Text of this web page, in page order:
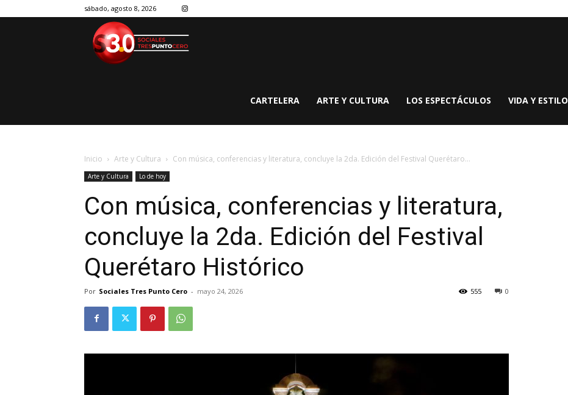
sábado, agosto 8, 2026
CARTELERA ARTE Y CULTURA LOS ESPECTÁCULOS VIDA Y ESTILO
Inicio Arte y Cultura Con música, conferencias y literatura, concluye la 2da. Edición del Festival Querétaro...
Arte y Cultura Lo de hoy
Con música, conferencias y literatura,
concluye la 2da. Edición del Festival
Querétaro Histórico
Por Sociales Tres Punto Cero - mayo 24, 2026 0
555